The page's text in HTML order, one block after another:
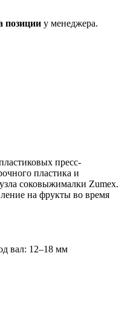
позиции у менеджера.
пресс-
пластика и
соковыжималки Zumex.
на фрукты во время
вал: 12–18 мм